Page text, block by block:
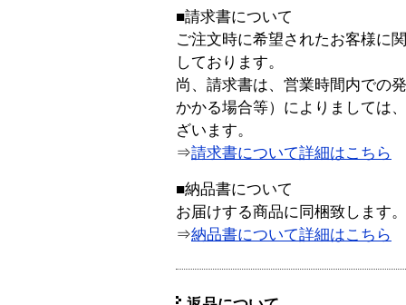
■請求書について
ご注文時に希望されたお客様に
しております。
尚、請求書は、営業時間内での
かかる場合等）によりましては
ざいます。
⇒請求書について詳細はこちら
■納品書について
お届けする商品に同梱致します。
⇒納品書について詳細はこちら